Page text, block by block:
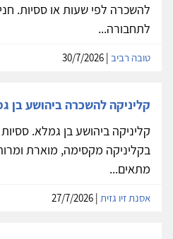
להשכרה לפי שעות או ססיות.
לתחבורה...
טובה רביב
קליניקה להשכרה ביהושע בן
קליניקה ביהושע בן גמלא.
בקליניקה מקסימה, מוארת
מתאים...
אסנת זיו גזית